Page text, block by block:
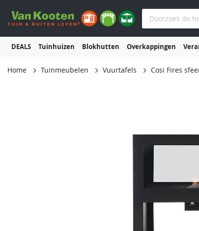
DEALS Tuinhuizen Blokhutten Overkappingen
Home Tuinmeubelen Vuurtafels Cosi Fires